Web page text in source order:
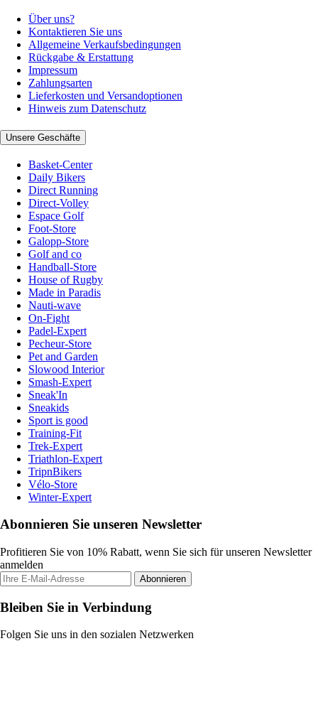
Über uns?
Kontaktieren Sie uns
Allgemeine Verkaufsbedingungen
Rückgabe & Erstattung
Impressum
Zahlungsarten
Lieferkosten und Versandoptionen
Hinweis zum Datenschutz
Unsere Geschäfte
Basket-Center
Daily Bikers
Direct Running
Direct-Volley
Espace Golf
Foot-Store
Galopp-Store
Golf and co
Handball-Store
House of Rugby
Made in Paradis
Nauti-wave
On-Fight
Padel-Expert
Pecheur-Store
Pet and Garden
Slowood Interior
Smash-Expert
Sneak'In
Sneakids
Sport is good
Training-Fit
Trek-Expert
Triathlon-Expert
TripnBikers
Vélo-Store
Winter-Expert
Abonnieren Sie unseren Newsletter
Profitieren Sie von 10% Rabatt, wenn Sie sich für unseren Newsletter
anmelden
Abonnieren
Bleiben Sie in Verbindung
Folgen Sie uns in den sozialen Netzwerken